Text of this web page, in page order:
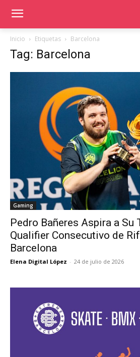
Inicio Etiquetas Barcelona
Tag: Barcelona
Gaming
Pedro Bañeres Aspira a Su
Qualifier Consecutivo de
Barcelona
Elena Digital López - 24 de julio de 2026